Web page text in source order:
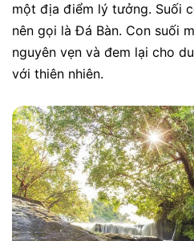
một địa điểm lý tưởng. Suối
nên gọi là Đá Bàn. Con suối
nguyên vẹn và đem lại cho
với thiên nhiên.